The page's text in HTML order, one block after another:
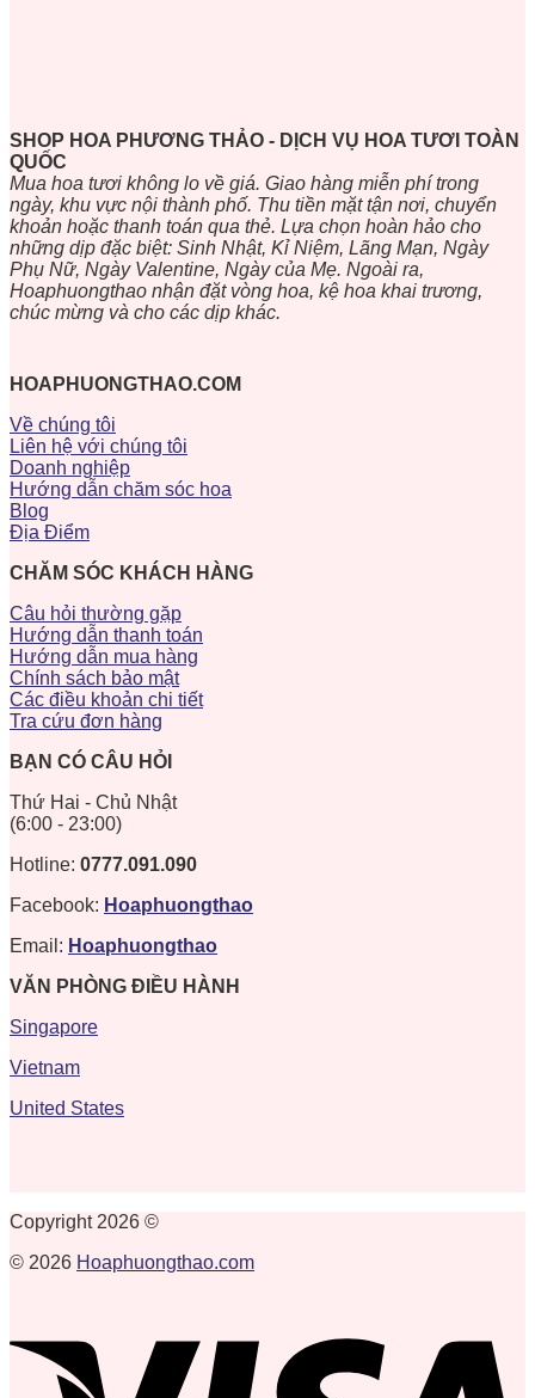
SHOP HOA PHƯƠNG THẢO - DỊCH VỤ HOA TƯƠI TOÀN
QUỐC
Mua hoa tươi không lo về giá. Giao hàng miễn phí trong
ngày, khu vực nội thành phố. Thu tiền mặt tận nơi, chuyển
khoản hoặc thanh toán qua thẻ. Lựa chọn hoàn hảo cho
những dịp đặc biệt: Sinh Nhật, Kỉ Niệm, Lãng Mạn, Ngày
Phụ Nữ, Ngày Valentine, Ngày của Mẹ. Ngoài ra,
Hoaphuongthao nhận đặt vòng hoa, kệ hoa khai trương,
chúc mừng và cho các dịp khác.
HOAPHUONGTHAO.COM
Về chúng tôi
Liên hệ với chúng tôi
Doanh nghiệp
Hướng dẫn chăm sóc hoa
Blog
Địa Điểm
CHĂM SÓC KHÁCH HÀNG
Câu hỏi thường gặp
Hướng dẫn thanh toán
Hướng dẫn mua hàng
Chính sách bảo mật
Các điều khoản chi tiết
Tra cứu đơn hàng
BẠN CÓ CÂU HỎI
Thứ Hai - Chủ Nhật
(6:00 - 23:00)
Hotline: 0777.091.090
Facebook: Hoaphuongthao
Email: Hoaphuongthao
VĂN PHÒNG ĐIỀU HÀNH
Singapore
Vietnam
United States
Copyright 2026 ©
© 2026 Hoaphuongthao.com